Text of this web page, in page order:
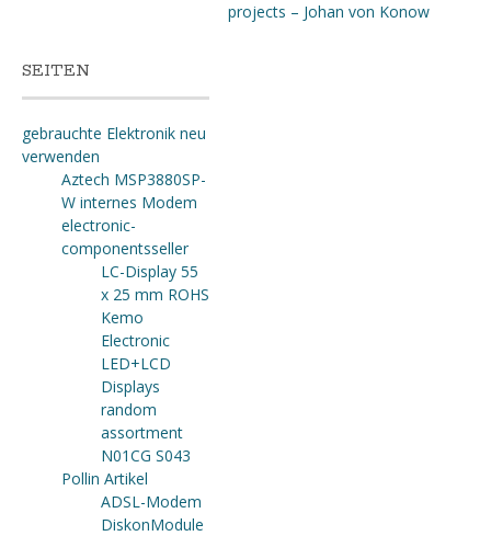
projects – Johan von Konow
SEITEN
gebrauchte Elektronik neu
verwenden
Aztech MSP3880SP-
W internes Modem
electronic-
componentsseller
LC-Display 55
x 25 mm ROHS
Kemo
Electronic
LED+LCD
Displays
random
assortment
N01CG S043
Pollin Artikel
ADSL-Modem
DiskonModule